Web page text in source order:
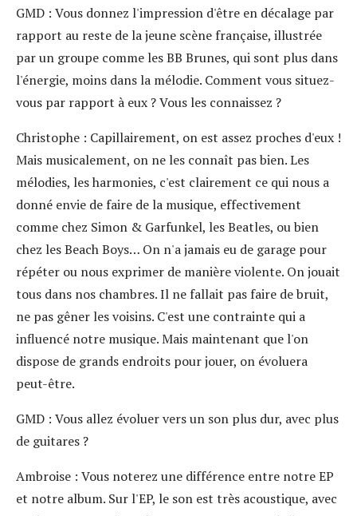
GMD : Vous donnez l'impression d'être en décalage par
rapport au reste de la jeune scène française, illustrée
par un groupe comme les BB Brunes, qui sont plus dans
l'énergie, moins dans la mélodie. Comment vous situez-
vous par rapport à eux ? Vous les connaissez ?
Christophe : Capillairement, on est assez proches d'eux !
Mais musicalement, on ne les connaît pas bien. Les
mélodies, les harmonies, c'est clairement ce qui nous a
donné envie de faire de la musique, effectivement
comme chez Simon & Garfunkel, les Beatles, ou bien
chez les Beach Boys… On n'a jamais eu de garage pour
répéter ou nous exprimer de manière violente. On jouait
tous dans nos chambres. Il ne fallait pas faire de bruit,
ne pas gêner les voisins. C'est une contrainte qui a
influencé notre musique. Mais maintenant que l'on
dispose de grands endroits pour jouer, on évoluera
peut-être.
GMD : Vous allez évoluer vers un son plus dur, avec plus
de guitares ?
Ambroise : Vous noterez une différence entre notre EP
et notre album. Sur l'EP, le son est très acoustique, avec